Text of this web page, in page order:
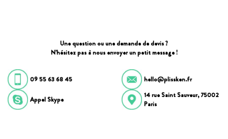
Une question ou une demande de devis ?
N’hésitez pas à nous envoyer un petit message !
09 55 63 68 45 hello@plissken.fr
Appel Skype
14 rue Saint Sauveur, 75002
Paris